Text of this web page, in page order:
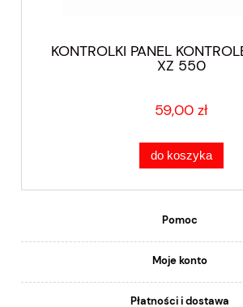
KONTROLKI PANEL
XZ 550
59,00 zł
do koszyka
Pomoc
Moje konto
Płatności i dostawa